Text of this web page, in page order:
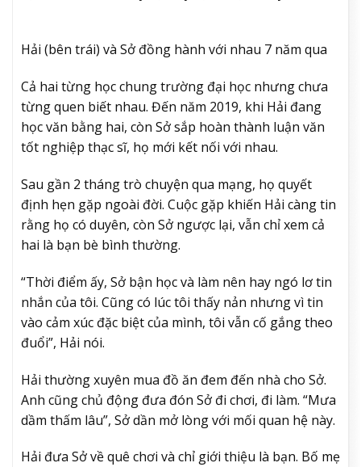
Hải (bên trái) và Sở đồng hành với nhau 7 năm qua
Cả hai từng học chung trường đại học nhưng chưa
từng quen biết nhau. Đến năm 2019, khi Hải đang
học văn bằng hai, còn Sở sắp hoàn thành luận văn
tốt nghiệp thạc sĩ, họ mới kết nối với nhau.
Sau gần 2 tháng trò chuyện qua mạng, họ quyết
định hẹn gặp ngoài đời. Cuộc gặp khiến Hải càng tin
rằng họ có duyên, còn Sở ngược lại, vẫn chỉ xem cả
hai là bạn bè bình thường.
“Thời điểm ấy, Sở bận học và làm nên hay ngó lơ tin
nhắn của tôi. Cũng có lúc tôi thấy nản nhưng vì tin
vào cảm xúc đặc biệt của mình, tôi vẫn cố gắng theo
đuổi”, Hải nói.
Hải thường xuyên mua đồ ăn đem đến nhà cho Sở.
Anh cũng chủ động đưa đón Sở đi chơi, đi làm. “Mưa
dầm thấm lâu”, Sở dần mở lòng với mối quan hệ này.
Hải đưa Sở về quê chơi và chỉ giới thiệu là bạn. Bố mẹ